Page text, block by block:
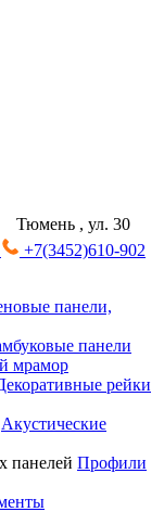
Тюмень , ул. 30
+7(3452)610-902
панели,
панели
мрамор
рейки
Акустические
Профили